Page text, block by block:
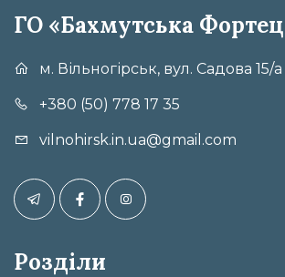
ГО «Бахмутська
м. Вільногірськ, вул. Садова 15/а
+380 (50) 778 17 35
vilnohirsk.in.ua@gmail.com
Розділи